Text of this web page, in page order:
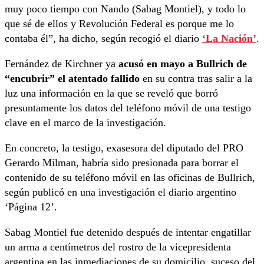
muy poco tiempo con Nando (Sabag Montiel), y todo lo
que sé de ellos y Revolución Federal es porque me lo
contaba él”, ha dicho, según recogió el diario ‘La Nación’.
Fernández de Kirchner ya acusó en mayo a Bullrich de
“encubrir” el atentado fallido en su contra tras salir a la
luz una información en la que se reveló que borró
presuntamente los datos del teléfono móvil de una testigo
clave en el marco de la investigación.
En concreto, la testigo, exasesora del diputado del PRO
Gerardo Milman, habría sido presionada para borrar el
contenido de su teléfono móvil en las oficinas de Bullrich,
según publicó en una investigación el diario argentino
‘Página 12’.
Sabag Montiel fue detenido después de intentar engatillar
un arma a centímetros del rostro de la vicepresidenta